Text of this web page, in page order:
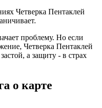
Четверка Пентаклей
проблему. Но если
Четверка Пентаклей
а защиту - в страх
о карте